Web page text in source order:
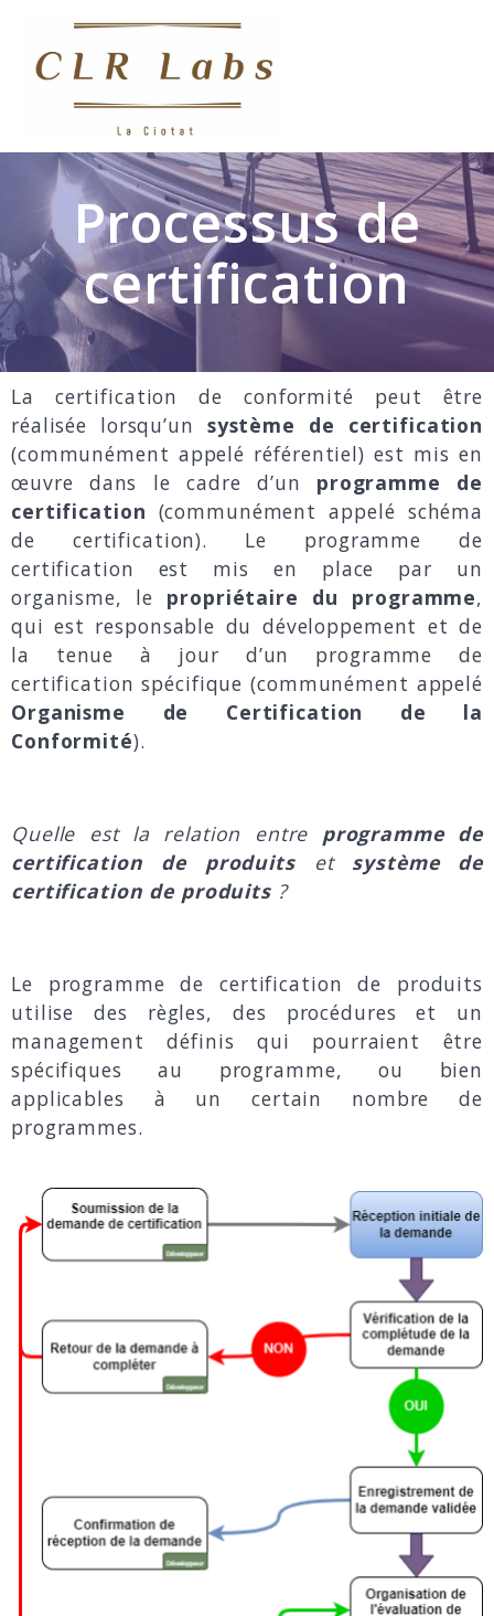
Processus de
certification
La certification de conformité peut être
réalisée lorsqu’un système de certification
(communément appelé référentiel) est mis en
œuvre dans le cadre d’un programme de
certification (communément appelé schéma
de certification). Le programme de
certification est mis en place par un
organisme, le propriétaire du programme,
qui est responsable du développement et de
la tenue à jour d’un programme de
certification spécifique (communément appelé
Organisme de Certification de la
Conformité).
Quelle est la relation entre programme de
certification de produitset système de
certification de produits?
Le programme de certification de produits
utilise des règles, des procédures et un
management définis qui pourraient être
spécifiques au programme, ou bien
applicables à un certain nombre de
programmes.